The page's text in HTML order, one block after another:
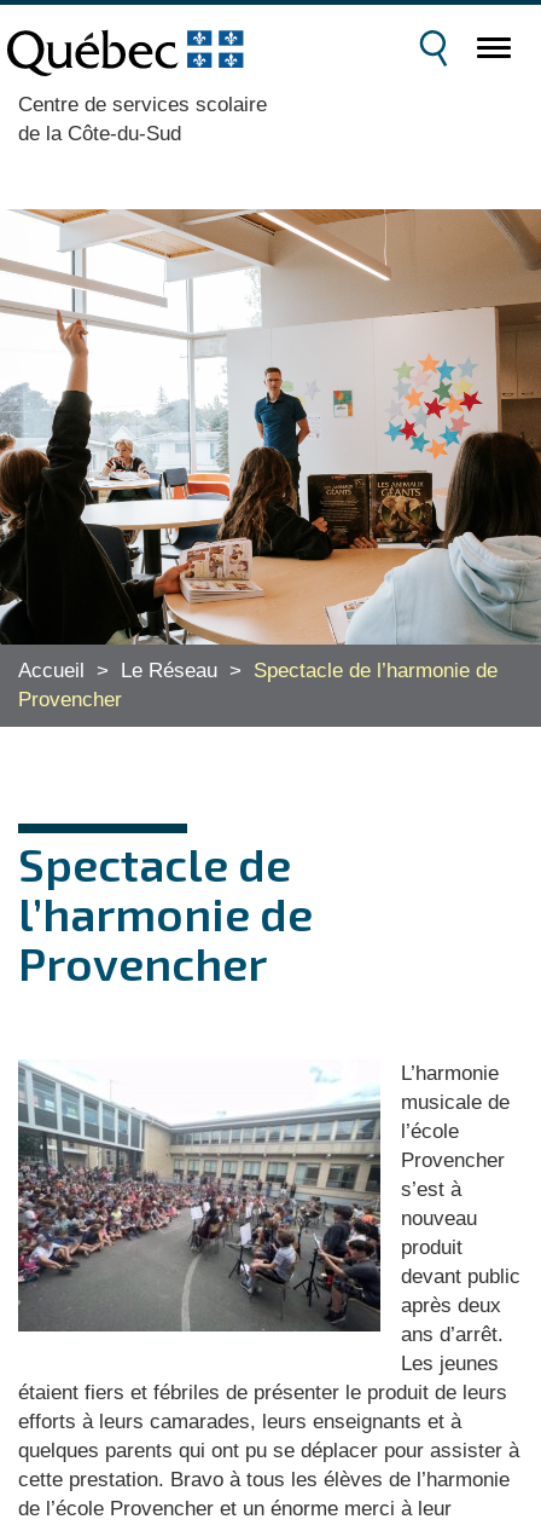
Centre de services scolaire
de la Côte-du-Sud
Accueil > Le Réseau >
Spectacle de l’harmonie de
Provencher
Spectacle de
l’harmonie de
Provencher
L’harmonie
musicale de
l’école
Provencher
s’est à
nouveau
produit
devant public
après deux
ans d’arrêt.
Les jeunes
étaient fiers et fébriles de présenter le produit de leurs
efforts à leurs camarades, leurs enseignants et à
quelques parents qui ont pu se déplacer pour assister à
cette prestation. Bravo à tous les élèves de l’harmonie
de l’école Provencher et un énorme merci à leur